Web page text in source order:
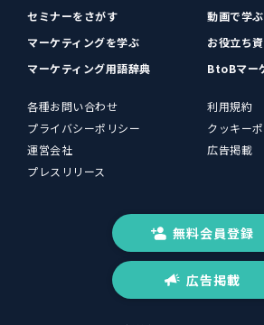
セミナーをさがす
動画で学ぶ
マーケティングを学ぶ
お役立ち
マーケティング用語辞典
BtoBマー
各種お問い合わせ
利用規約
プライバシーポリシー
クッキー
運営会社
広告掲載
プレスリリース
無料会員登録
広告掲載